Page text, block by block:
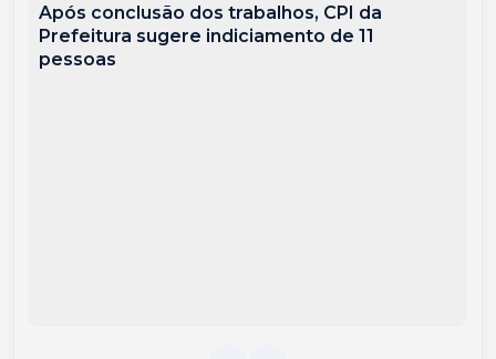
Após conclusão dos trabalhos, CPI da
Prefeitura sugere indiciamento de 11
pessoas